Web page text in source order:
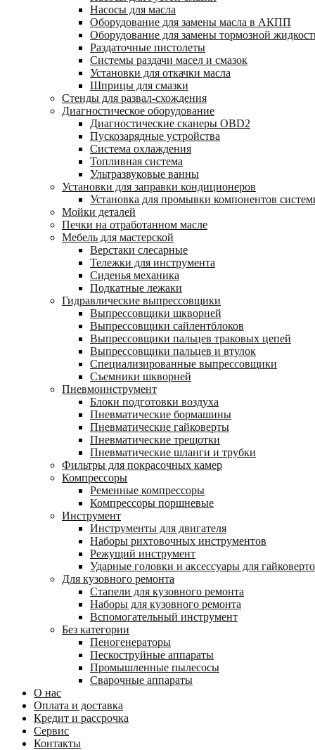
Насосы для масла
Оборудование для замены масла в АКПП
Оборудование для замены тормозной
Раздаточные пистолеты
Системы раздачи масел и смазок
Установки для откачки масла
Шприцы для смазки
Стенды для развал-схождения
Диагностическое оборудование
Диагностические сканеры OBD2
Пускозарядные устройства
Система охлаждения
Топливная система
Ультразвуковые ванны
Установки для заправки кондиционеров
Установка для промывки компонентов
Мойки деталей
Печки на отработанном масле
Мебель для мастерской
Верстаки слесарные
Тележки для инструмента
Сиденья механика
Подкатные лежаки
Гидравлические выпрессовщики
Выпрессовщики шкворней
Выпрессовщики сайлентблоков
Выпрессовщики пальцев траковых цепей
Выпрессовщики пальцев и втулок
Специализированные выпрессовщики
Cъемники шкворней
Пневмоинструмент
Блоки подготовки воздуха
Пневматические бормашины
Пневматические гайковерты
Пневматические трещотки
Пневматические шланги и трубки
Фильтры для покрасочных камер
Компрессоры
Ременные компрессоры
Компрессоры поршневые
Инструмент
Инструменты для двигателя
Наборы рихтовочных инструментов
Режущий инструмент
Ударные головки и аксессуары для
Для кузовного ремонта
Стапели для кузовного ремонта
Наборы для кузовного ремонта
Вспомогательный инструмент
Без категории
Пеногенераторы
Пескоструйные аппараты
Промышленные пылесосы
Сварочные аппараты
О нас
Оплата и доставка
Кредит и рассрочка
Сервис
Контакты